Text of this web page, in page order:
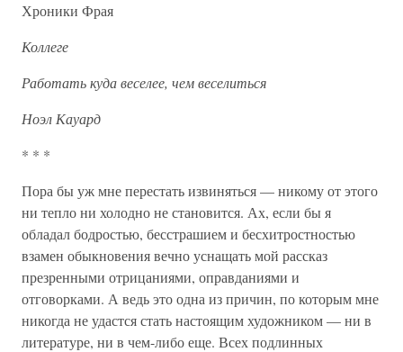
Хроники Фрая
Коллеге
Работать куда веселее, чем веселиться
Ноэл Кауард
* * *
Пора бы уж мне перестать извиняться — никому от этого
ни тепло ни холодно не становится. Ах, если бы я
обладал бодростью, бесстрашием и бесхитростностью
взамен обыкновения вечно уснащать мой рассказ
презренными отрицаниями, оправданиями и
отговорками. А ведь это одна из причин, по которым мне
никогда не удастся стать настоящим художником — ни в
литературе, ни в чем-либо еще. Всех подлинных